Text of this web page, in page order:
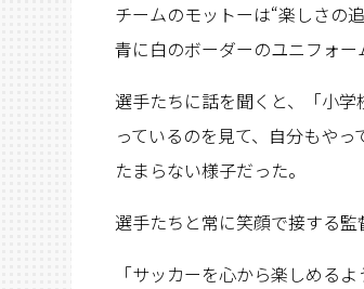
チームのモットーは“楽しさの追
青に白のボーダーのユニフォー
選手たちに話を聞くと、「小
っているのを見て、自分もや
たまらない様子だった。
選手たちと常に笑顔で接する監
「サッカーを心から楽しめる